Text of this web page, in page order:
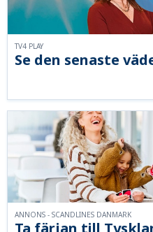
Se den senaste
TV4 PLAY
ANNONS - SCANDLINES DANMARK